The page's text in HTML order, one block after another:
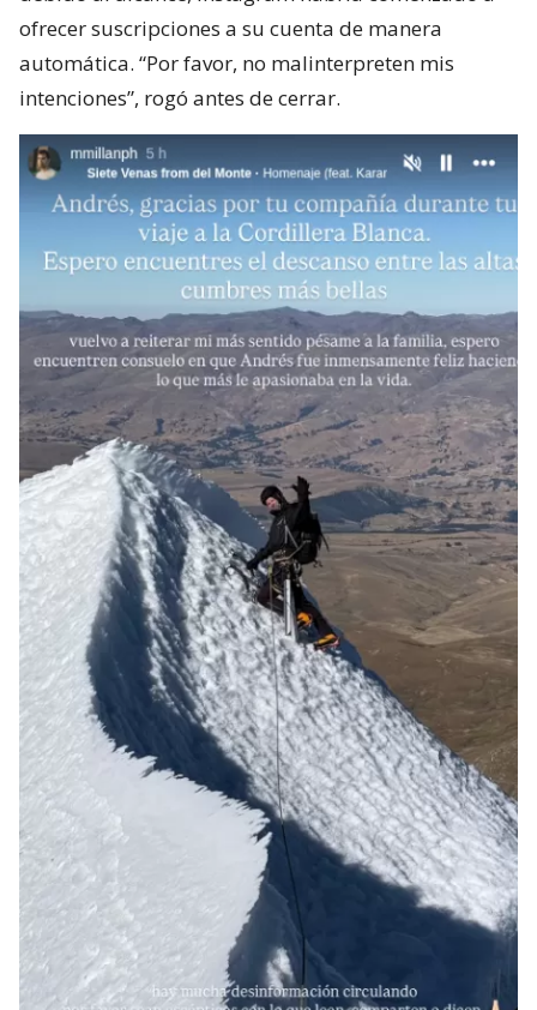
ofrecer suscripciones a su cuenta de manera
automática. “Por favor, no malinterpreten mis
intenciones”, rogó antes de cerrar.